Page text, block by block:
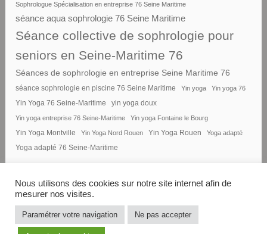
Sophrologue Spécialisation en entreprise 76 Seine Maritime
séance aqua sophrologie 76 Seine Maritime
Séance collective de sophrologie pour
seniors en Seine-Maritime 76
Séances de sophrologie en entreprise Seine Maritime 76
séance sophrologie en piscine 76 Seine Maritime Yin yoga Yin yoga 76
Yin Yoga 76 Seine-Maritime yin yoga doux
Yin yoga entreprise 76 Seine-Maritime Yin yoga Fontaine le Bourg
Yin Yoga Montville Yin Yoga Nord Rouen Yin Yoga Rouen Yoga adapté
Yoga adapté 76 Seine-Maritime
FIÈREMENT PROPULSÉ PAR
WORDPRESS
| THÈME : DARA PAR
Nous utilisons des cookies sur notre site internet afin de
mesurer nos visites.
Paramétrer votre navigation Ne pas accepter